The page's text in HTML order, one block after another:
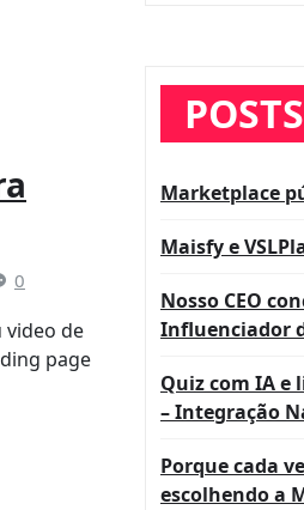
0
video de
page
Marketplace
Maisfy e
Nosso CEO
Influenciador
Quiz com IA e
– Integração
Porque cada
escolhendo a